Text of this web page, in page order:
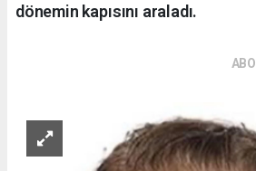
dönemin kapısını araladı.